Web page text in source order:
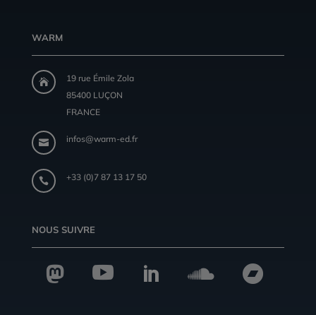
WARM

19 rue Émile Zola
85400 LUÇON
FRANCE
 infos@warm-ed.fr
 +33 (0)7 87 13 17 50
NOUS SUIVRE
    